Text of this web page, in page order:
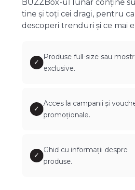
BUZZBox-ul lunar conține
tine și toți cei dragi, pentru
descoperi trenduri și ce mai
✓
Produse full-size sau
exclusive.
✓
Acces la campanii și
promoționale.
✓
Ghid cu informații despre
produse.